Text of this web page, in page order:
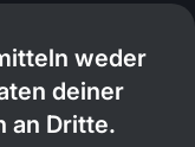
weder
deiner
an Dritte.